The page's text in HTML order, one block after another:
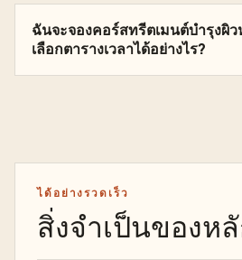
ฉันจะจองคอร์สทรีตเมนต์บำรุงผิ
เลือกตารางเวลาได้อย่างไร?
ได้อย่างรวดเร็ว
สิ่งจำเป็นของห